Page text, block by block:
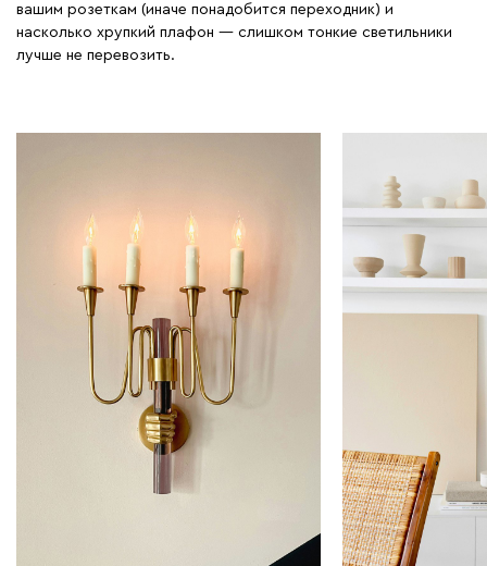
вашим розеткам (иначе понадобится переходник) и
насколько хрупкий плафон — слишком тонкие светильники
лучше не перевозить.